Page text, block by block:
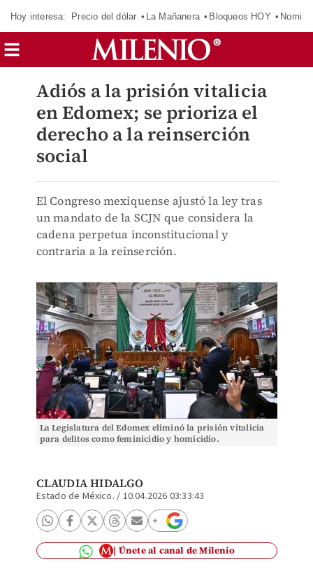
Hoy interesa: Precio del dólar La Mañanera Bloqueos HOY
Adiós a la prisión vitalicia
en Edomex; se prioriza el
derecho a la reinserción
social
El Congreso mexiquense ajustó la ley tras
un mandato de la SCJN que considera la
cadena perpetua inconstitucional y
contraria a la reinserción.
La Legislatura del Edomex eliminó la prisión vitalicia
para delitos como feminicidio y homicidio.
CLAUDIA HIDALGO
Estado de México. / 10.04.2026 03:33:43
Únete al canal de Milenio